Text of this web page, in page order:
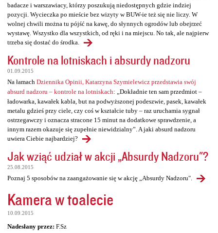
badacze i warszawiacy, którzy poszukują niedostępnych gdzie indziej
pozycji. Wycieczka po mieście bez wizyty w BUW-ie też się nie liczy. W
wolnej chwili można tu pójść na kawę, do słynnych ogrodów lub obejrzeć
wystawę. Wszystko dla wszystkich, od ręki i na miejscu. No tak, ale najpierw
trzeba się dostać do środka.
Kontrole na lotniskach i absurdy nadzoru
01.09.2015
Na łamach Dziennika Opinii, Katarzyna Szymielewicz przedstawia swój
absurd nadzoru – kontrole na lotniskach: „Dokładnie ten sam przedmiot –
ładowarka, kawałek kabla, but na podwyższonej podeszwie, pasek, kawałek
metalu gdzieś przy ciele, czy coś w kształcie tuby – raz uruchamia sygnał
ostrzegawczy i oznacza stracone 15 minut na dodatkowe sprawdzenie, a
innym razem okazuje się zupełnie niewidzialny”. A jaki absurd nadzoru
uwiera Ciebie najbardziej?
Jak wziąć udział w akcji „Absurdy Nadzoru"?
25.08.2015
Poznaj 5 sposobów na zaangażowanie się w akcję „Absurdy Nadzoru".
Kamera w toalecie
10.09.2015
Nadesłany przez: F.Sz